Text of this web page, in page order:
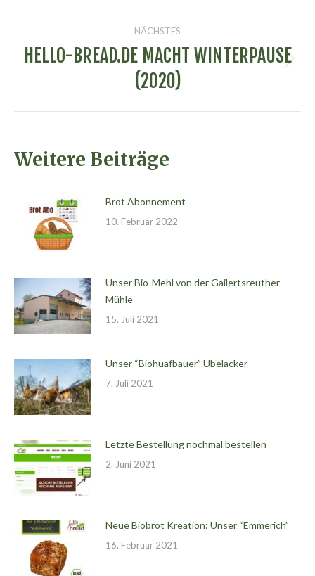
NÄCHSTES
Nächster
Beitrag:
HELLO-BREAD.DE MACHT WINTERPAUSE
(2020)
Weitere Beiträge
Brot Abonnement
10. Februar 2022
Unser Bio-Mehl von der Gailertsreuther
Mühle
15. Juli 2021
Unser “Biohuafbauer” Übelacker
7. Juli 2021
Letzte Bestellung nochmal bestellen
2. Juni 2021
Neue Biobrot Kreation: Unser “Emmerich”
16. Februar 2021